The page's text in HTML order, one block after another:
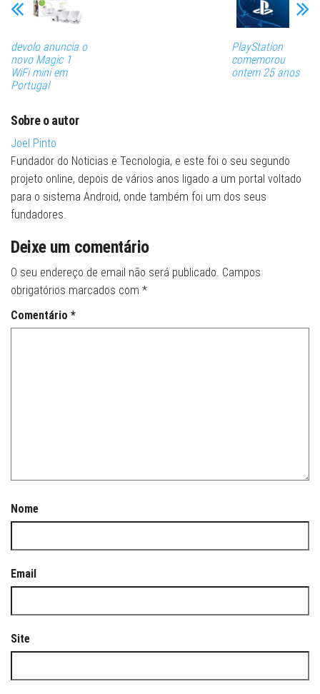
devolo anuncia o
novo Magic 1
WiFi mini em
Portugal
PlayStation
comemorou
ontem 25 anos
Sobre o autor
Joel Pinto
Fundador do Noticias e Tecnologia, e este foi o seu segundo
projeto online, depois de vários anos ligado a um portal voltado
para o sistema Android, onde também foi um dos seus
fundadores.
Deixe um comentário
O seu endereço de email não será publicado. Campos
obrigatórios marcados com *
Comentário *
Nome
Email
Site